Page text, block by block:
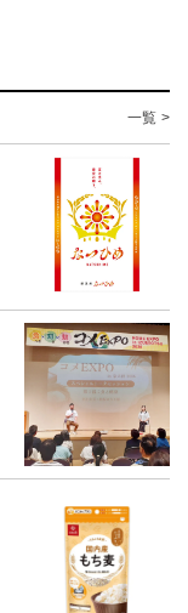
一覧 >